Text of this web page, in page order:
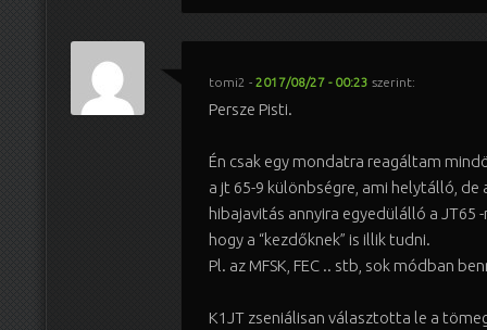
tomi2 - 2017/08/27 - 00:23 szerint:
Persze Pisti.
Én csak egy mondatra reagáltam
a jt 65-9 különbségre, ami helytálló, de
hibajavitás annyira egyedülálló a JT65 -
hogy a “kezdőknek” is illik tudni.
Pl. az MFSK, FEC .. stb, sok módban
K1JT zseniálisan választotta le a